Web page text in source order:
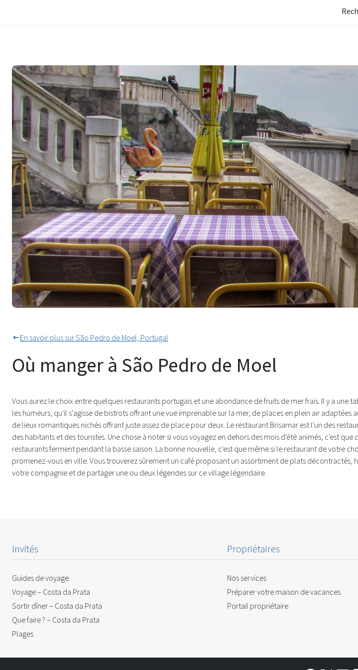
En savoir plus sur São Pedro de Moel, Portugal
Où manger à São Pedro de Moel
Vous aurez le choix entre quelques restaurants portugais et une abondance de fruits de mer frais. Il y a une
les humeurs, qu'il s'agisse de bistrots offrant une vue imprenable sur la mer, de places en plein air adaptées
de lieux romantiques nichés offrant juste assez de place pour deux. Le restaurant Brisamar est l'un des
des habitants et des touristes. Une chose à noter si vous voyagez en dehors des mois d'été animés, c'est que
restaurants ferment pendant la basse saison. La bonne nouvelle, c'est que même si le restaurant de votre
promenez-vous en ville. Vous trouverez sûrement un café proposant un assortiment de plats décontractés,
votre compagnie et de partager une ou deux légendes sur ce village légendaire.
Invités
Guides de voyage
Voyage – Costa da Prata
Sortir dîner – Costa da Prata
Que faire ? – Costa da Prata
Plages
Propriétaires
Nos services
Préparer votre maison de vacances
Portail propriétaire